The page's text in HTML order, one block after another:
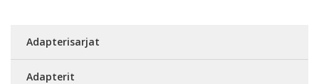
Adapterisarjat
Adapterit